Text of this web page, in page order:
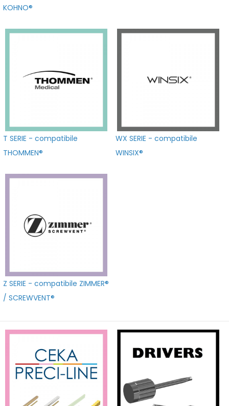
KOHNO®
T SERIE - compatibile
THOMMEN®
WX SERIE - compatibile
WINSIX®
Z SERIE - compatibile ZIMMER®
/ SCREWVENT®